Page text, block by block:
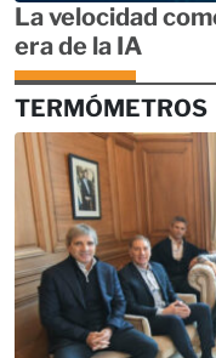
La velocidad
era de la IA
TERMÓMETROS